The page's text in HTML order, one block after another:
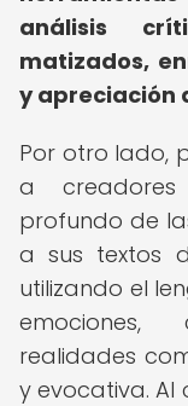
análisis
matizados,
y apreciación
Por otro lado,
a creadores
profundo de
a sus textos
utilizando el
realidades
y evocativa.